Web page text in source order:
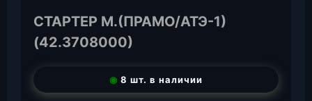
СТАРТЕР М.(ПРАМО/АТЭ-1)
(42.3708000)
◉ 8 шт. в наличии